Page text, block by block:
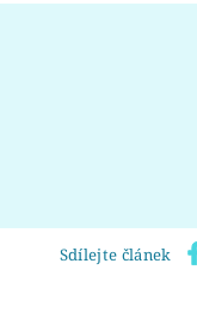
Sdílejte článek